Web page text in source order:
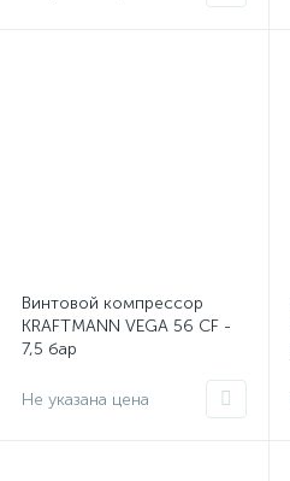
Винтовой компрессор
KRAFTMANN VEGA 56 CF -
7,5 бар
Не указана цена